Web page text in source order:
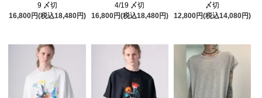
9 〆切
16,800円(税込18,480円)
4/19 〆切
16,800円(税込18,480円)
〆切
12,800円(税込14,080円)